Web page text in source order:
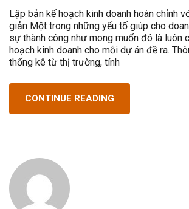
Lập bản kế hoạch kinh doanh hoàn chỉnh
giản Một trong những yếu tố giúp cho
sự thành công như mong muốn đó là luôn
hoạch kinh doanh cho mỗi dự án đề ra.
thống kê từ thị trường, tính
CONTINUE READING